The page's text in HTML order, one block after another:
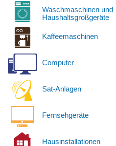
Waschmaschinen und
Haushaltsgroßgeräte
Kaffeemaschinen
Computer
Sat-Anlagen
Fernsehgeräte
Hausinstallationen